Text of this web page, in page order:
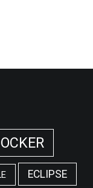
ECLIPSE